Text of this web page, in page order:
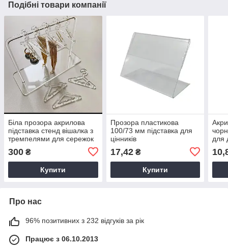
Подібні товари компанії
Біла прозора акрилова
підставка стенд вішалка з
тремпелями для сережок
300 ₴
Купити
Прозора пластикова
100/73 мм підставка для
цінників
17,42₴
Купити
для
Про нас
96% позитивних з 232 відгуків за рік
Працює з 06.10.2013